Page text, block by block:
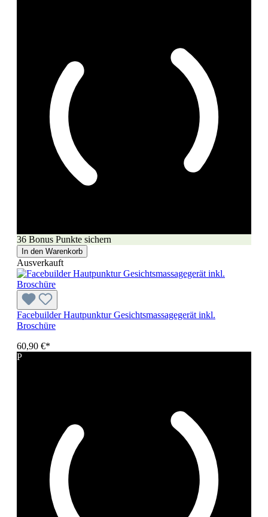
36 Bonus Punkte sichern
In den Warenkorb
Ausverkauft
Facebuilder Hautpunktur Gesichtsmassagegerät inkl.
Broschüre
60,90 €*
P